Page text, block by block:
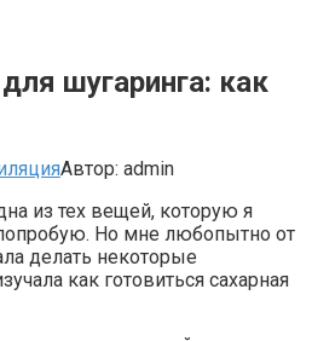
шугаринга: как
Автор: admin
из тех вещей, которую я
Но мне любопытно от
делать некоторые
как готовиться сахарная